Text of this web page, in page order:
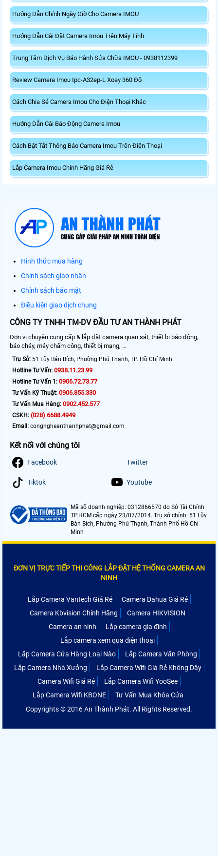
Hướng Dẫn Chỉnh Ngày Giờ Cho Camera IMOU
Hướng Dẫn Cài Đặt Camera Imou Trên Máy Tính
Trung Tâm Dịch Vụ Bảo Hành Sửa Chữa IMOU - 0938112399
Review Camera Imou Ipc-A32ep-L Xoay 360 Độ
Cách Chia Sẻ Camera Imou Cho Điện Thoại Khác
Hướng Dẫn Cài Báo Động Camera Imou
Cách Bật Tắt Thông Báo Camera Imou Trên Điện Thoại
Lắp Camera Imou Chính Hãng Giá Rẻ
Hình thức mua hàng
Chính sách giao nhận
Chính sách bảo mật
Điều kiện giao dịch chung
CÔNG TY TNHH TM-DV ĐẦU TƯ AN THÀNH PHÁT
Đơn vị chuyên cung cấp & lắp đặt camera quan sát, thiết bị báo động,
báo cháy, máy chấm công, thiết bị mạng, ...
Trụ Sở: 51 Lũy Bán Bích, Phường Phú Thạnh, TP. Hồ Chí Minh
Hotline Tư Vấn: 0938.11.23.99
Hotline Tư Vấn 1: 0906.72.73.77
Tư Vấn Kỹ Thuật: 0906.855.330
Tư Vấn Mua Hàng: 0902.452.577
CSKH: (028) 6688.4949
Email: congngheanthanhphat@gmail.com
Kết nối với chúng tôi
Facebook Twitter
Tiktok Youtube
Mã số doanh nghiệp: 0312866570 do Sở Tài Chính
TP.HCM cấp ngày 23/07/2014. Trụ sở chính: 51 Lũy
Bán Bích, Phường Phú Thạnh, Thành Phố Hồ Chí
Minh
ĐƠN VỊ TRỰC TIẾP THI CÔNG LẮP ĐẶT HỆ THỐNG CAMERA AN
NINH
Lắp Camera Vantech Giá Rẻ
Camera Dahua Giá Rẻ
Camera Kbvision Chính Hãng
Camera HIKVISION
Camera an ninh
Lắp camera gia đình
Lắp camera xem qua điện thoại
Lắp Camera Cửa Hàng Loại Nào
Lắp Camera Văn Phòng
Lắp Camera Nhà Xưởng
Lắp Camera Wifi Giá Rẻ Không Dây
Camera Wifi Giá Rẻ
Lắp Camera Wifi YooSee
Lắp Camera Wifi KBONE
Tư Vấn Mua Khóa Cửa
Copyrights © 2016 An Thành Phát. All Rights Reserved.